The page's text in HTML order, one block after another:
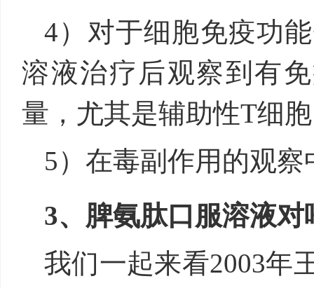
4）对于细胞免疫功
溶液治疗后观察到有
量，尤其是辅助性T细
5）在毒副作用的观
3、脾氨肽口服溶液
我们一起来看2003年